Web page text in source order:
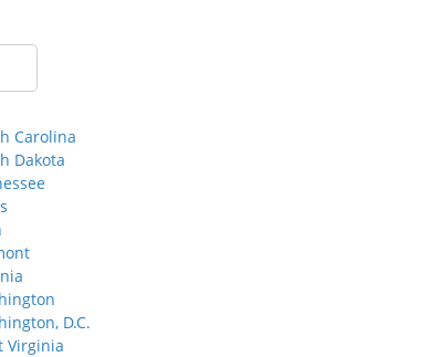
Carolina
Dakota
D.C.
Virginia